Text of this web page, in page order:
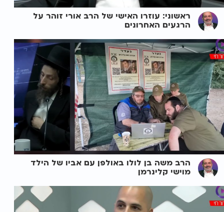
ראשוני: עוזרו האישי של הרב אורי זוהר על
הרגעים האחרונים
הרב משה בן לולו באולפן עם אביו של הילד
מוישי קלינרמן